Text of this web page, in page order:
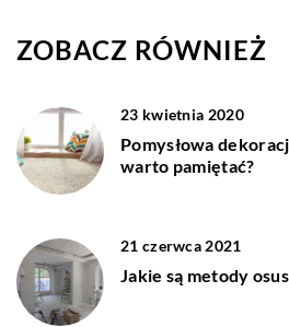
ZOBACZ RÓWNIEŻ
23 kwietnia 2020
Pomysłowa
warto pamiętać?
21 czerwca 2021
Jakie są metody